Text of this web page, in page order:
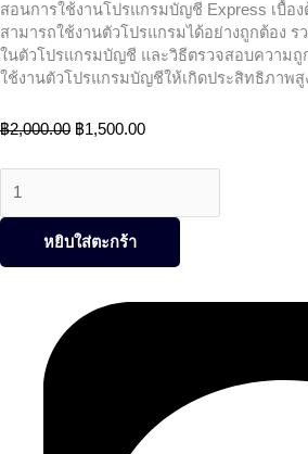
สอนการใช้งานโปรแกรมบัญชี Express เบื้อง
สามารถใช้งานตัวโปรแกรมได้อย่างถูกต้อง ร
ในตัวโปรแกรมบัญชี และวิธีตรวจสอบความถู
ใช้งานตัวโปรแกรมบัญชีให้เกิดประสิทธิภาพสู
฿2,000.00 ฿1,500.00
หยิบใส่ตะกร้า